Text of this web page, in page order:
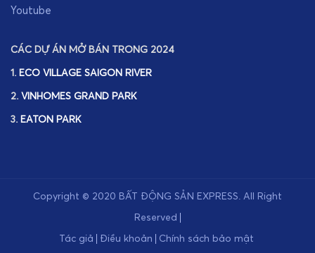
Youtube
CÁC DỰ ÁN MỞ BÁN TRONG 2024
1. ECO VILLAGE SAIGON RIVER
2. VINHOMES GRAND PARK
3. EATON PARK
Copyright © 2020 BẤT ĐỘNG SẢN EXPRESS. All Right
Reserved
Tác giả Điều khoản Chính sách bảo mật